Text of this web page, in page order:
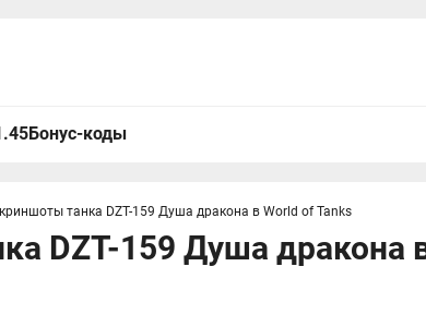
Бонус-коды
танка DZT-159 Душа дракона в World of Tanks
DZT-159 Душа дракона